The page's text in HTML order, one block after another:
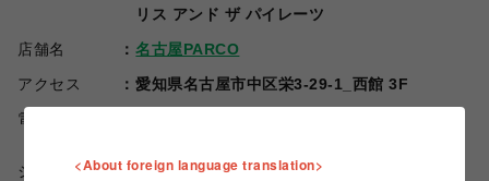
リス アンド ザ パイレーツ
店舗名
名古屋PARCO
アクセス
愛知県名古屋市中区栄3-29-1_西館 3F
電話番号
ショップお問い合わせはこちら
<About foreign language translation>